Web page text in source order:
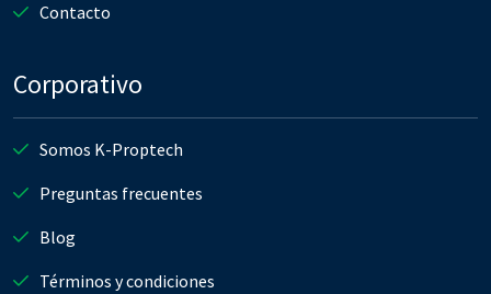
Contacto
Corporativo
Somos K-Proptech
Preguntas frecuentes
Blog
Términos y condiciones